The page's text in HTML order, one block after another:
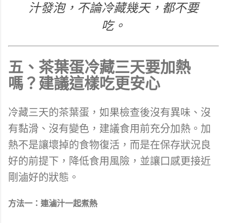
汁發泡，不論冷藏幾天，都不要
吃。
五、茶葉蛋冷藏三天要加熱
嗎？建議這樣吃更安心
冷藏三天的茶葉蛋，如果檢查後沒有異味、沒
有黏滑、沒有變色，建議食用前充分加熱。加
熱不是讓壞掉的食物復活，而是在保存狀況良
好的前提下，降低食用風險，並讓口感更接近
剛滷好的狀態。
方法一：連滷汁一起煮熱